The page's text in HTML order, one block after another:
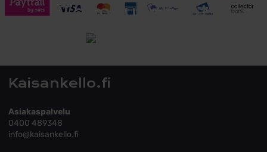
Toimitusehdot
Kaisankello.fi
Asiakaspalvelu
0400 489348
info@kaisankello.fi